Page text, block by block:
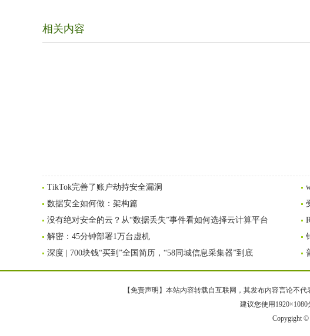
相关内容
TikTok完善了账户劫持安全漏洞
数据安全如何做：架构篇
没有绝对安全的云？从“数据丢失”事件看如何选择云计算平台
解密：45分钟部署1万台虚机
深度 | 700块钱“买到”全国简历，“58同城信息采集器”到底
【免责声明】本站内容转载自互联网，其发布内容言论不
建议您使用
Copygight ©